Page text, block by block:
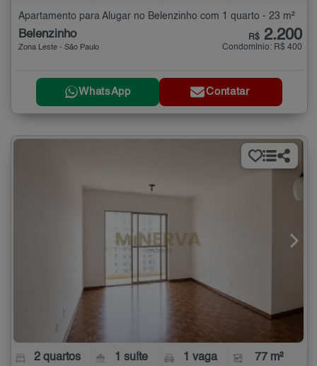
Apartamento para Alugar no Belenzinho com 1 quarto - 23 m²
Belenzinho
Zona Leste - São Paulo
R$ 2.200
Condomínio: R$ 400
WhatsApp Contatar
2 quartos 1 suíte 1 vaga 77 m²